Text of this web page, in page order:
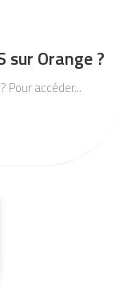
sur Orange ?
Pour accéder...